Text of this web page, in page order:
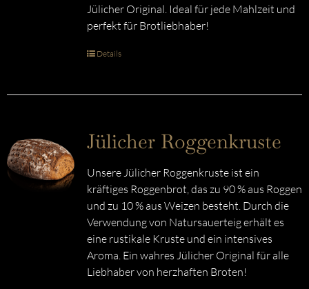
Jülicher Original. Ideal für jede Mahlzeit und
perfekt für Brotliebhaber!
Details
Jülicher Roggenkruste
Unsere Jülicher Roggenkruste ist ein
kräftiges Roggenbrot, das zu 90 % aus Roggen
und zu 10 % aus Weizen besteht. Durch die
Verwendung von Natursauerteig erhält es
eine rustikale Kruste und ein intensives
Aroma. Ein wahres Jülicher Original für alle
Liebhaber von herzhaften Broten!